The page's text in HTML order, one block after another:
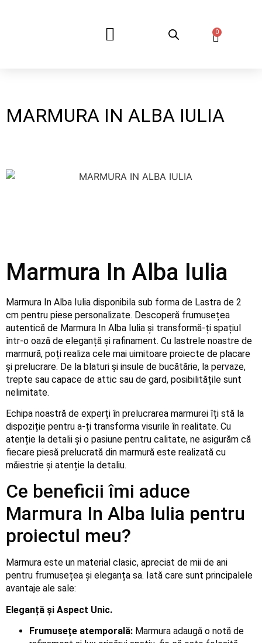
0
MARMURA IN ALBA IULIA
Marmura In Alba Iulia
Marmura In Alba Iulia disponibila sub forma de Lastra de 2
cm pentru piese personalizate. Descoperă frumusețea
autentică de Marmura In Alba Iulia și transformă-ți spațiul
într-o oază de eleganță și rafinament. Cu lastrele noastre de
marmură, poți realiza cele mai uimitoare proiecte de placare
și prelucrare. De la blaturi și insule de bucătărie, la pervaze,
trepte sau capace de attic sau de gard, posibilitățile sunt
nelimitate.
Echipa noastră de experți în prelucrarea marmurei îți stă la
dispoziție pentru a-ți transforma visurile în realitate. Cu
atenție la detalii și o pasiune pentru calitate, ne asigurăm că
fiecare piesă prelucrată din marmură este realizată cu
măiestrie și atenție la detaliu.
Ce beneficii îmi aduce
Marmura In Alba Iulia pentru
proiectul meu?
Marmura este un material clasic, apreciat de mii de ani
pentru frumusețea și eleganța sa. Iată care sunt principalele
avantaje ale sale:
Eleganță și Aspect Unic.
Frumusețe atemporală: Marmura adaugă o notă de